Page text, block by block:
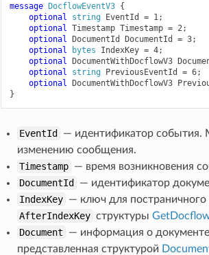
message DocflowEventV3 {
optional
string EventId = 1;
optional Timestamp Timestamp = 2;
optional DocumentId DocumentId = 3;
optional
bytes IndexKey = 4;
optional DocumentWithDocflowV3
optional
string PreviousEventId = 6;
optional DocumentWithDocflowV3
}
EventId
— идентификатор события.
изменению сообщения.
Timestamp — время возникновения
DocumentId
— идентификатор
IndexKey — ключ для постраничного
AfterIndexKey структуры
Document
— информация о документе
представленная структурой